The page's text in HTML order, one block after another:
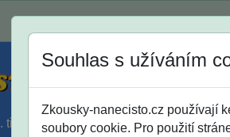
třída 8. třída 9. třída střední
Souhlas s užíváním
Zkousky-nanecisto.cz používají
soubory cookie. Pro použití